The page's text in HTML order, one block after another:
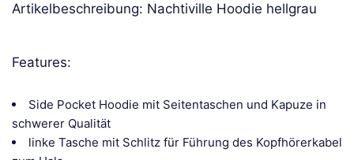
Artikelbeschreibung: Nachtiville Hoodie hellgrau
Features:
Side Pocket Hoodie mit Seitentaschen und Kapuze in
schwerer Qualität
linke Tasche mit Schlitz für Führung des Kopfhörerkabel